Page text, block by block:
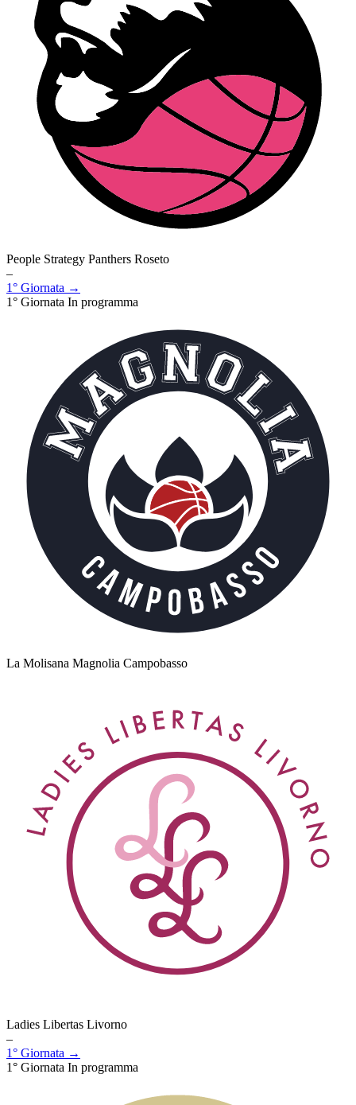
People Strategy Panthers Roseto
–
1° Giornata →
1° Giornata In programma
La Molisana Magnolia Campobasso
Ladies Libertas Livorno
–
1° Giornata →
1° Giornata In programma